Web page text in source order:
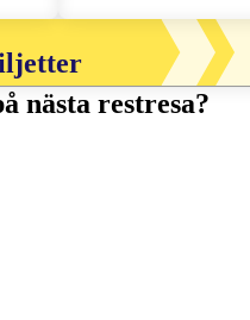
nästa restresa?